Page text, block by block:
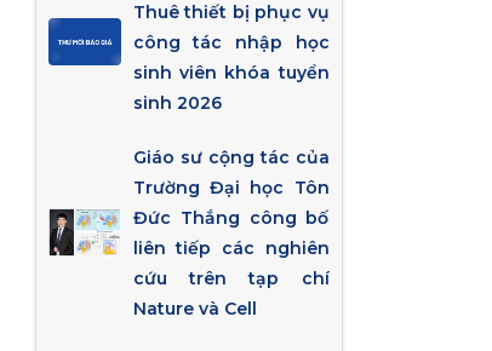
Thuê thiết bị phục vụ
công tác nhập học
sinh viên khóa tuyển
sinh 2026
Giáo sư cộng tác của
Trường Đại học Tôn
Đức Thắng công bố
liên tiếp các nghiên
cứu trên tạp chí
Nature và Cell